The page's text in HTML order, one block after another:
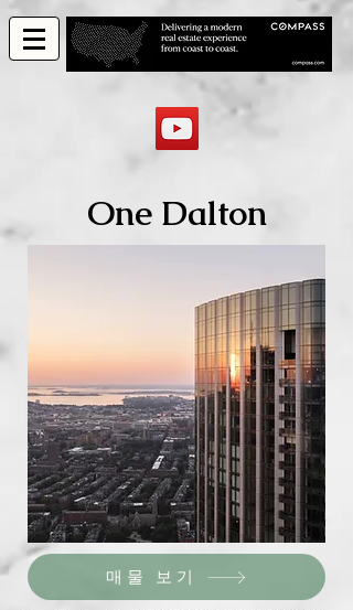
One Dalton
매물 보기